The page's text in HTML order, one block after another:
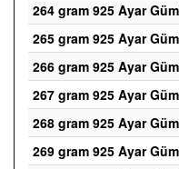
264 gram 925 Ayar
265 gram 925 Ayar
266 gram 925 Ayar
267 gram 925 Ayar
268 gram 925 Ayar
269 gram 925 Ayar